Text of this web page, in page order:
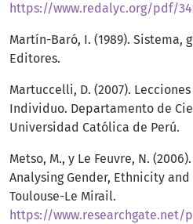
https://www.redalyc.org/pdf/
Martín-Baró, I. (1989). Sistema,
Editores.
Martuccelli, D. (2007).
Individuo. Departamento de
Universidad Católica de Perú.
Metso, M., y Le Feuvre, N.
Analysing Gender, Ethnicity
Toulouse-Le Mirail.
https://www.researchgate.net/